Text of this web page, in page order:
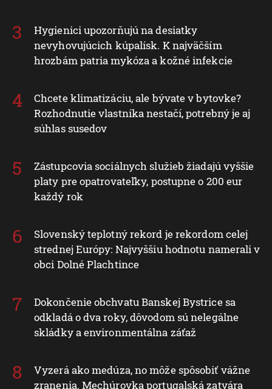
Hygienici upozorňujú na desiatky
nevyhovujúcich kúpalísk. K najväčším
hrozbám patria mykóza a kožné infekcie
Chcete klimatizáciu, ale bývate v bytovke?
Rozhodnutie vlastníka nestačí, potrebný je aj
súhlas susedov
Zástupcovia sociálnych služieb žiadajú vyššie
platy pre opatrovateľky, postupne o 200 eur
každý rok
Slovenský teplotný rekord je rekordom celej
strednej Európy: Najvyššiu hodnotu namerali v
obci Dolné Plachtince
Dokončenie obchvatu Banskej Bystrice sa
odkladá o dva roky, dôvodom sú nelegálne
skládky a environmentálna záťaž
Vyzerá ako medúza, no môže spôsobiť vážne
zranenia. Mechúrovka portugalská zatvára